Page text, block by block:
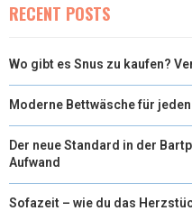
E
R
)
K
RECENT POSTS
Wo gibt es Snus zu kaufen?
Moderne Bettwäsche für
Der neue Standard in der
Aufwand
Sofazeit – wie du das